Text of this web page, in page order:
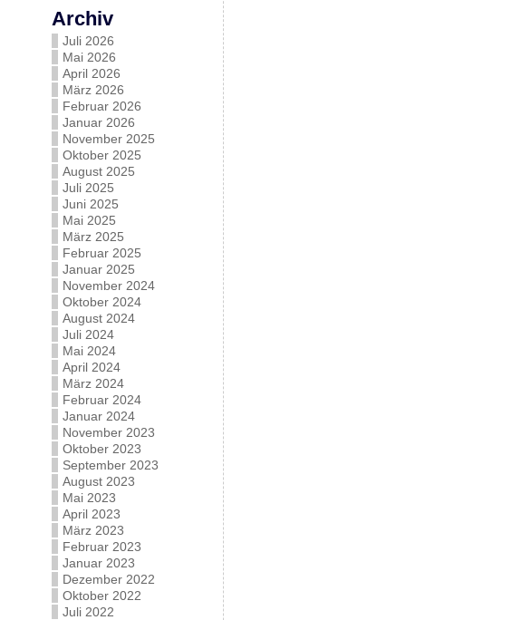
Archiv
Juli 2026
Mai 2026
April 2026
März 2026
Februar 2026
Januar 2026
November 2025
Oktober 2025
August 2025
Juli 2025
Juni 2025
Mai 2025
März 2025
Februar 2025
Januar 2025
November 2024
Oktober 2024
August 2024
Juli 2024
Mai 2024
April 2024
März 2024
Februar 2024
Januar 2024
November 2023
Oktober 2023
September 2023
August 2023
Mai 2023
April 2023
März 2023
Februar 2023
Januar 2023
Dezember 2022
Oktober 2022
Juli 2022